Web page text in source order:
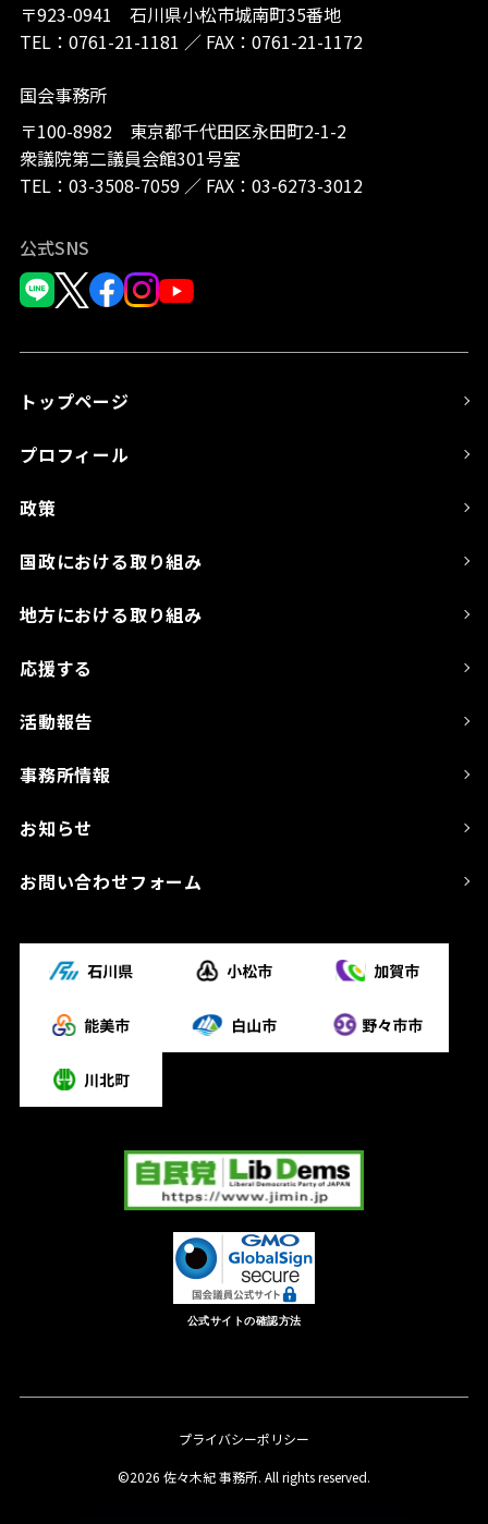
〒923-0941 石川県小松市城南町35番地
TEL： 0761-21-1181 ／ FAX：0761-21-1172
国会事務所
〒100-8982 東京都千代田区永田町2-1-2
衆議院第二議員会館301号室
TEL： 03-3508-7059／ FAX：03-6273-3012
公式SNS
トップページ
プロフィール
政策
国政における取り組み
地方における取り組み
応援する
活動報告
事務所情報
お知らせ
お問い合わせフォーム
公式サイトの確認方法
プライバシーポリシー
©2026 佐々木紀 事務所. All rights reserved.